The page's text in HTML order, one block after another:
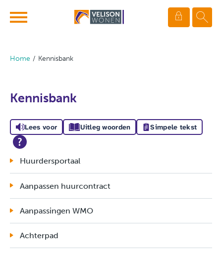
Naar de homepage
Ga naar Hoofd
Home Kennisbank
Kennisbank
Lees voor Uitleg woorden Simpele tekst
Huurdersportaal
Aanpassen huurcontract
Aanpassingen WMO
Achterpad